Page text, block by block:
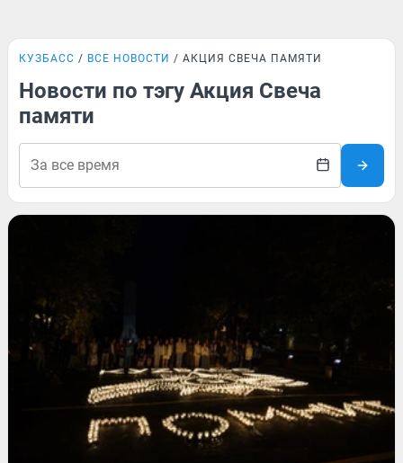
КУЗБАСС ВСЕ НОВОСТИ АКЦИЯ СВЕЧА ПАМЯТИ
Новости по тэгу Акция Свеча
памяти